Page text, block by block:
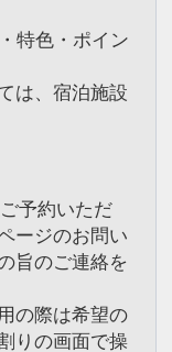
特色・ポイン
は、宿泊施設
予約いただ
ージのお問い
旨のご連絡を
の際は希望の
りの画面で操